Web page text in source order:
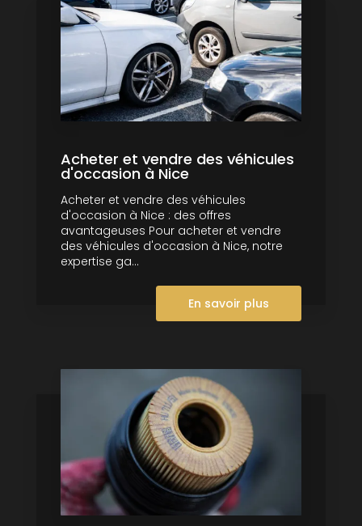
Acheter et vendre des véhicules
d'occasion à Nice
Acheter et vendre des véhicules
d'occasion à Nice : des offres
avantageuses Pour acheter et vendre
des véhicules d'occasion à Nice, notre
expertise ga...
En savoir plus